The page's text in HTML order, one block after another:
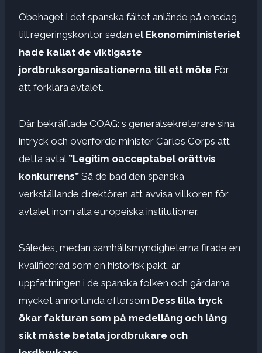
Obehaget i det spanska fältet anlände på onsdag
till regeringskontor sedan el Ekonomiministeriet
hade kallat de viktigaste
jordbruksorganisationerna till ett möte För
att förklara avtalet.
Där bekräftade COAG: s generalsekreterare sina
intryck och överförde minister Carlos Corps att
detta avtal ”Legitim oacceptabel orättvis
konkurrens” Så de bad den spanska
verkställande direktören att avvisa villkoren för
avtalet inom alla europeiska institutioner.
Således, medan samhällsmyndigheterna firade en
kvalificerad som en historisk pakt, är
uppfattningen i de spanska folken och gårdarna
mycket annorlunda eftersom Dess lilla tryck
ökar fakturan som på medellång och lång
sikt måste betala jordbrukare och